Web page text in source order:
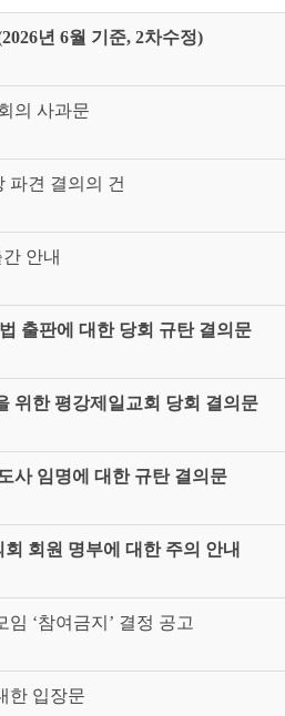
년 6월 기준, 2차수정)
의 사과문
파견 결의의 건
안내
출판에 대한 당회 규탄 결의문
위한 평강제일교회 당회 결의문
사 임명에 대한 규탄 결의문
회원 명부에 대한 주의 안내
‘참여금지’ 결정 공고
한 입장문